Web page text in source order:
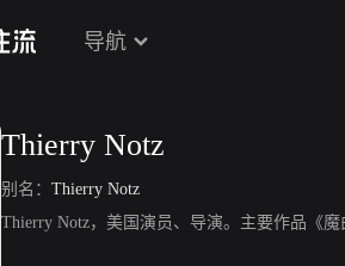
导航
Thierry Notz
别名： Thierry Notz
Thierry Notz，美国演员、导演。主要作品《